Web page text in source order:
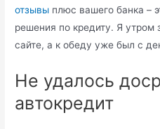
отзывы плюс вашего банка –
решения по кредиту. Я утром
сайте, а к обеду уже был с
Не удалось
автокредит